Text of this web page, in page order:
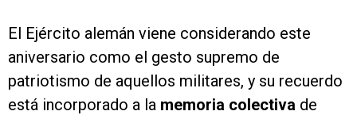
El Ejército alemán viene considerando este
aniversario como el gesto supremo de
patriotismo de aquellos militares, y su recuerdo
está incorporado a la memoria colectiva de